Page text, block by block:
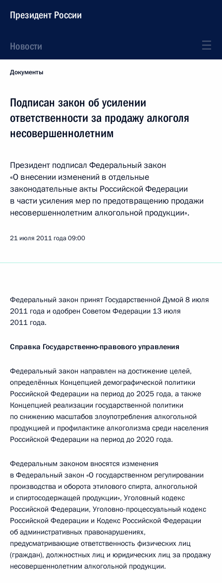
Президент России
Новости
Документы
Подписан закон об усилении
ответственности за продажу алкоголя
несовершеннолетним
Президент подписал Федеральный закон
«О внесении изменений в отдельные
законодательные акты Российской Федерации
в части усиления мер по предотвращению продажи
несовершеннолетним алкогольной продукции».
21 июля 2011 года09:00
Федеральный закон принят Государственной Думой 8 июля
2011 года и одобрен Советом Федерации 13 июля
2011 года.
Справка Государственно-правового управления
Федеральный закон направлен на достижение целей,
определённых Концепцией демографической политики
Российской Федерации на период до 2025 года, а также
Концепцией реализации государственной политики
по снижению масштабов злоупотребления алкогольной
продукцией и профилактике алкоголизма среди населения
Российской Федерации на период до 2020 года.
Федеральным законом вносятся изменения
в Федеральный закон «О государственном регулировании
производства и оборота этилового спирта, алкогольной
и спиртосодержащей продукции», Уголовный кодекс
Российской Федерации, Уголовно-процессуальный кодекс
Российской Федерации и Кодекс Российской Федерации
об административных правонарушениях,
предусматривающие ответственность физических лиц
(граждан), должностных лиц и юридических лиц за продажу
несовершеннолетним алкогольной продукции.